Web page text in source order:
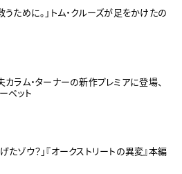
うために。」トム・クルーズが足をかけたの
カラム・ターナーの新作プレミアに登場、
ペット
たゾウ？」『オークストリートの異変』本編